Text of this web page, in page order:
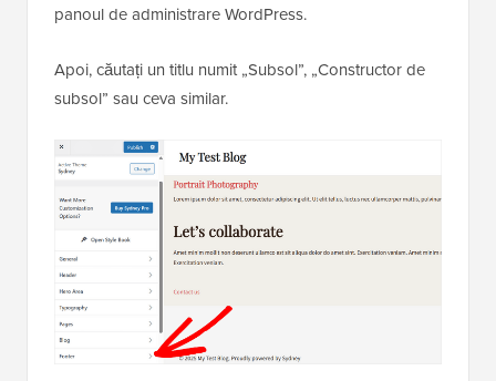
panoul de administrare WordPress.
Apoi, căutați un titlu numit „Subsol”, „Constructor de
subsol” sau ceva similar.